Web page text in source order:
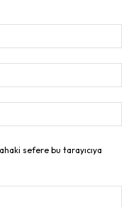
sefere bu tarayıcıya